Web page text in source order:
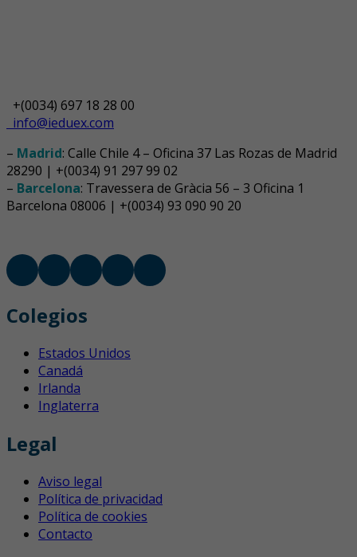
+(0034) 697 18 28 00
info@ieduex.com
– Madrid: Calle Chile 4 – Oficina 37 Las Rozas de Madrid
28290 | +(0034) 91 297 99 02
– Barcelona: Travessera de Gràcia 56 – 3 Oficina 1
Barcelona 08006 | +(0034) 93 090 90 20
Colegios
Estados Unidos
Canadá
Irlanda
Inglaterra
Legal
Aviso legal
Política de privacidad
Política de cookies
Contacto